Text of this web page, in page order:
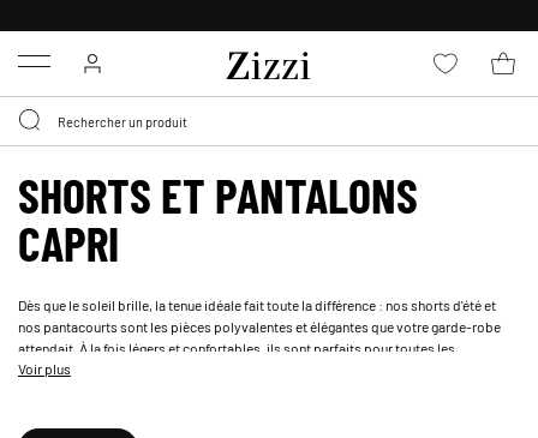
Menu
SHORTS ET PANTALONS
CAPRI
Dès que le soleil brille, la tenue idéale fait toute la différence : nos shorts d'été et
nos pantacourts sont les pièces polyvalentes et élégantes que votre garde-robe
attendait. À la fois légers et confortables, ils sont parfaits pour toutes les
occasions de la saison.
Voir plus